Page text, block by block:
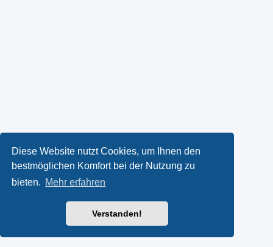
Diese Website nutzt Cookies, um Ihnen den
bestmöglichen Komfort bei der Nutzung zu
bieten. Mehr erfahren
Verstanden!